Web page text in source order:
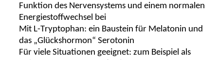
Funktion des Nervensystems und einem normalen
Energiestoffwechsel bei
Mit L-Tryptophan: ein Baustein für Melatonin und
das „Glückshormon“ Serotonin
Für viele Situationen geeignet: zum Beispiel als